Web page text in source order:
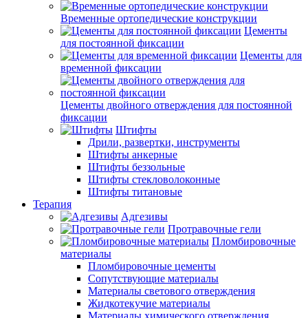
Временные ортопедические конструкции
Цементы
для постоянной фиксации
Цементы для
временной фиксации
Цементы двойного отверждения для постоянной
фиксации
Штифты
Дрили, развертки, инструменты
Штифты анкерные
Штифты беззольные
Штифты стекловолоконные
Штифты титановые
Терапия
Адгезивы
Протравочные гели
Пломбировочные
материалы
Пломбировочные цементы
Сопутствующие материалы
Материалы светового отверждения
Жидкотекучие материалы
Материалы химического отверждения